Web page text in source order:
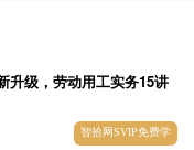
升级，劳动用工实务15讲
智拾网SVIP免费学